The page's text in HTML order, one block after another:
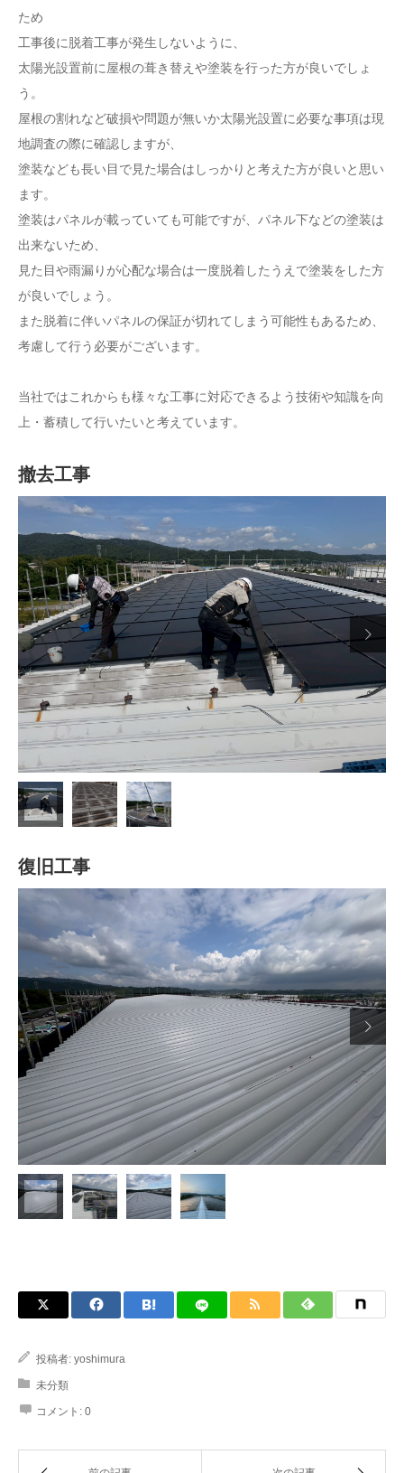
ため
工事後に脱着工事が発生しないように、
太陽光設置前に屋根の葺き替えや塗装を行った方が良いでしょ
う。
屋根の割れなど破損や問題が無いか太陽光設置に必要な事項は現
地調査の際に確認しますが、
塗装なども長い目で見た場合はしっかりと考えた方が良いと思い
ます。
塗装はパネルが載っていても可能ですが、パネル下などの塗装は
出来ないため、
見た目や雨漏りが心配な場合は一度脱着したうえで塗装をした方
が良いでしょう。
また脱着に伴いパネルの保証が切れてしまう可能性もあるため、
考慮して行う必要がございます。
当社ではこれからも様々な工事に対応できるよう技術や知識を向
上・蓄積して行いたいと考えています。
撤去工事

復旧工事

投稿者: yoshimura
未分類
コメント: 0